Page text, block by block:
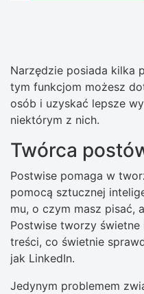
Narzędzie posiada kilka
tym funkcjom możesz
osób i uzyskać lepsze
niektórym z nich.
Twórca
Postwise pomaga w
pomocą sztucznej
mu, o czym masz pisać,
Postwise tworzy
treści, co świetnie
jak LinkedIn.
Jedynym problemem